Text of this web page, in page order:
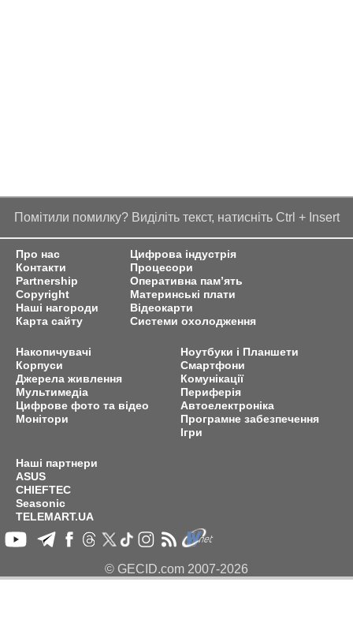
Помітили помилку? Виділіть текст, натисніть Ctrl + Insert
Про нас
Контакти
Partnership
Copyright
Наші нагороди
Карта сайту
Цифрова індустрія
Процесори
Оперативна пам’ять
Материнські плати
Відеокарти
Системи охолодження
Накопичувачі
Корпуси
Джерела живлення
Мультимедіа
Цифрове фото та відео
Монітори
Ноутбуки і Планшети
Смартфони
Комунікації
Периферія
Автоелектроніка
Програмне забезпечення
Ігри
Наші партнери
ASUS
CHIEFTEC
Seasonic
TELEMART.UA
© GECID.com 2007-2026